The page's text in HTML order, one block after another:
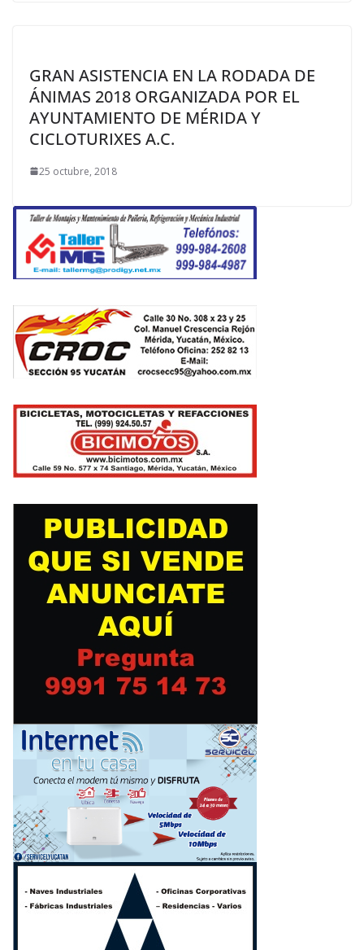
GRAN ASISTENCIA EN LA RODADA DE
ÁNIMAS 2018 ORGANIZADA POR EL
AYUNTAMIENTO DE MÉRIDA Y
CICLOTURIXES A.C.
25 octubre, 2018